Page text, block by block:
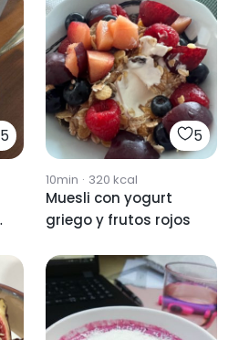
5 5
10min · 320 kcal
Muesli con yogurt
griego y frutos rojos